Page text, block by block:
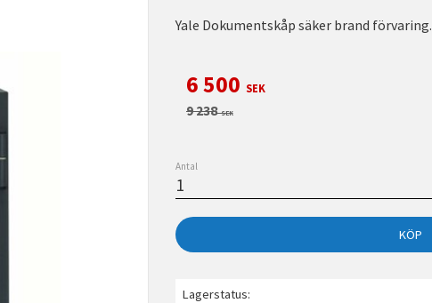
Yale Dokumentskåp säker brand förvaring.
Nedsatt pris:
6 500 SEK
Ordinarie pris:
9 238SEK
Antal
KÖP
Lagerstatus